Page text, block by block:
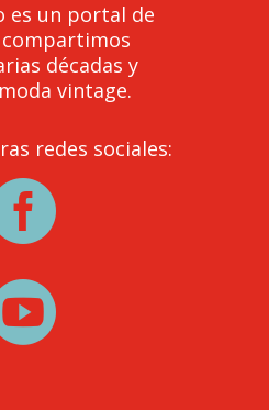
es un portal de
décadas y
vintage.
redes sociales: